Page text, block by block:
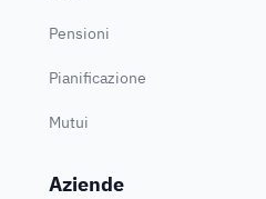
Pensioni
Pianificazione
Mutui
Aziende